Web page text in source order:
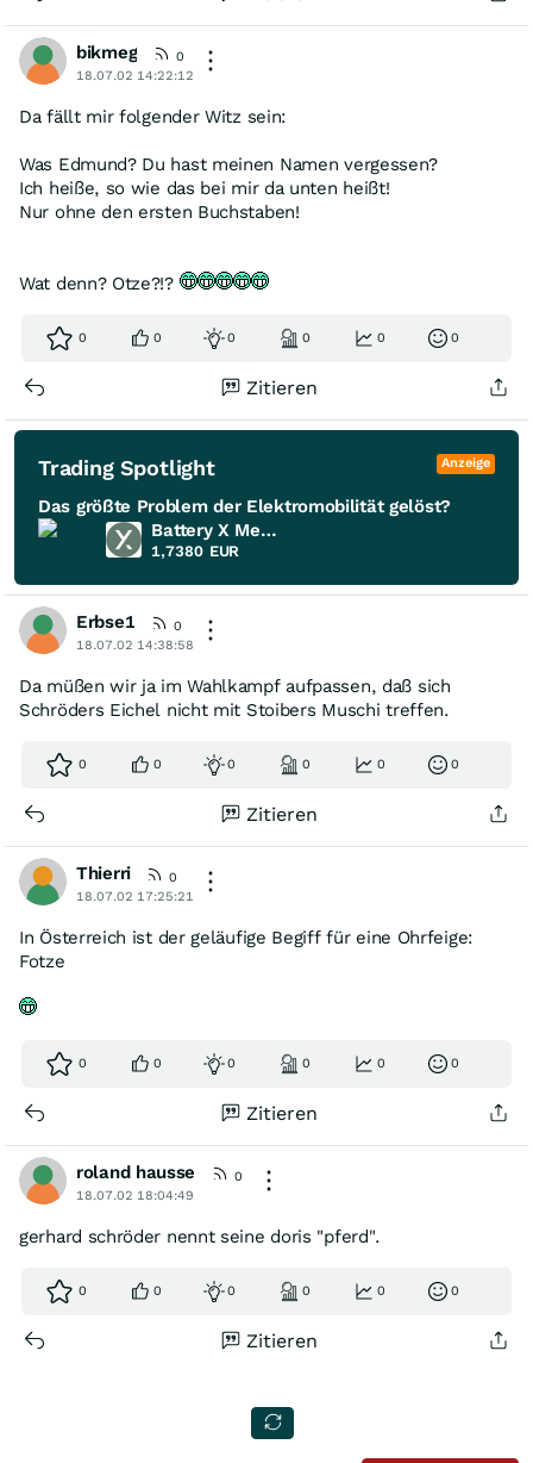
bikmeg
0
18.07.02 14:22:12
Da fällt mir folgender Witz sein:
Was Edmund? Du hast meinen Namen vergessen?
Ich heiße, so wie das bei mir da unten heißt!
Nur ohne den ersten Buchstaben!
Wat denn? Otze?!?
0 0 0 0 0 0
Zitieren
Trading Spotlight Anzeige
Das größte Problem der Elektromobilität gelöst?
Battery X Metals
1,7380 EUR
Erbse1
0
18.07.02 14:38:58
Da müßen wir ja im Wahlkampf aufpassen, daß sich
Schröders Eichel nicht mit Stoibers Muschi treffen.
0 0 0 0 0 0
Zitieren
Thierri
0
18.07.02 17:25:21
In Österreich ist der geläufige Begiff für eine Ohrfeige:
Fotze
0 0 0 0 0 0
Zitieren
roland hausse
0
18.07.02 18:04:49
gerhard schröder nennt seine doris "pferd".
0 0 0 0 0 0
Zitieren